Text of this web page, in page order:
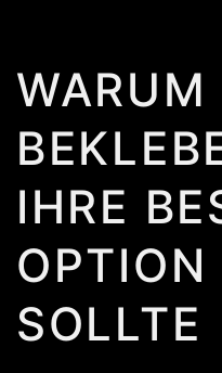
WARUM
IHRE
OPTION
SOLLTE